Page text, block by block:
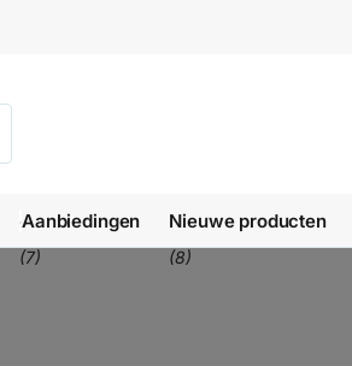
Aanbiedingen
(7)
Nieuwe producten
(8)